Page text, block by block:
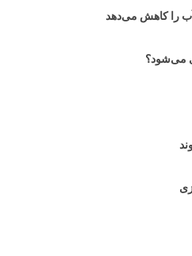
را کاهش می‌دهد
می‌شود؟